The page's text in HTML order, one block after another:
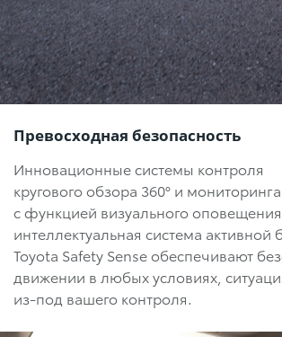
Превосходная безопасность
Инновационные системы контроля
кругового обзора 360° и
с функцией визуального
интеллектуальная система активной
Toyota Safety Sense обеспечивают
движении в любых условиях,
из-под вашего контроля.